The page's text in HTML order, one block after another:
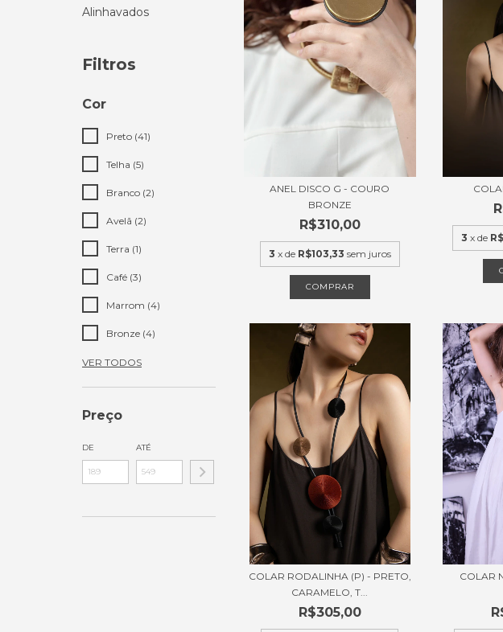
Alinhavados
Filtros
Cor
Preto (41)
Telha (5)
Branco (2)
Avelã (2)
Terra (1)
Café (3)
Marrom (4)
Bronze (4)
VER TODOS
Preço
DE ATÉ
ANEL DISCO G - COURO
BRONZE
R$310,00
3 x de R$103,33 sem juros
COMPRAR
3 x de
COLAR RODALINHA (P) - PRETO,
CARAMELO, T...
R$305,00
COLAR